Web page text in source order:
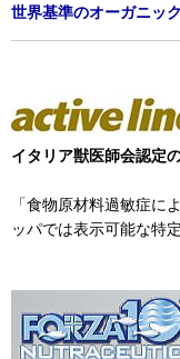
世界基準のオーガニック
イタリア獣医師会認定
「食物原材料過敏症に
ッパでは表示可能な特